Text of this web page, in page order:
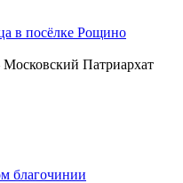
в посёлке Рощино
Патриархат
благочинии